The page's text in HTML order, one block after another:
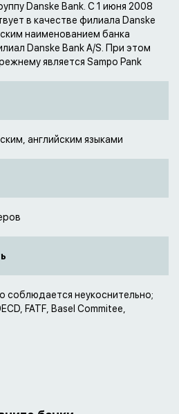
Danske Bank. С 1 июня 2008
в качестве филиала Danske
наименованием банка
Danske Bank A/S. При этом
является Sampo Pank
английским языками
соблюдается неукоснительно;
FATF, Basel Commitee,